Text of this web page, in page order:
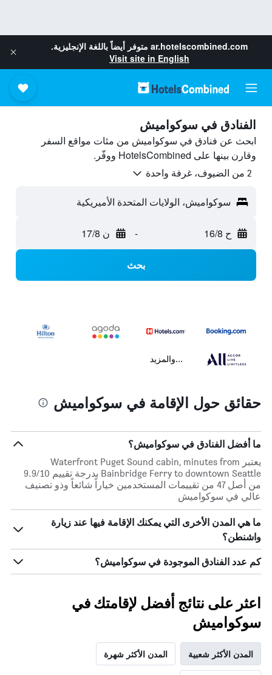
ar.hotelscombined.com متوفر أيضاً باللغة الإنجليزية.
Visit site in English
الفنادق في سوكواميش
ابحث عن فنادق في سوكواميش من مئات مواقع السفر
وقارن بينها على HotelsCombined ووفّر.
2 من الضيوف، غرفة واحدة
سوكواميش، الولايات المتحدة الأميريكية
ح 16/8 - ن 17/8
بحث
...والمزيد
حقائق حول الإقامة في سوكواميش
ما أفضل الفنادق في سوكواميش؟
يعتبر Waterfront Puget Sound cabin, minutes from
Bainbridge Ferry to downtown Seattle بدرجة تقييم 9.9/10
من أصل 47 من تقييمات المستخدمين خياراً شائعاً وذو تصنيف
عالي في سوكواميش
ما هي المدن الأخرى التي يمكنك الإقامة فيها عند زيارة
واشنطن؟
كم عدد الفنادق الموجودة في سوكواميش؟
اعثر على نتائج أفضل لإقامتك في
سوكواميش
المدن الأكثر شعبية المدن الأكثر شهرة